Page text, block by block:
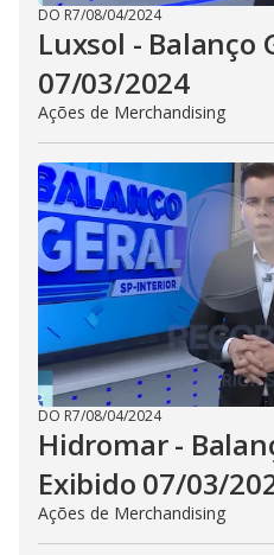
DO R7/08/04/2024
Luxsol - Balanço
07/03/2024
Ações de Merchandising
DO R7/08/04/2024
Hidromar -
Exibido 07/03/
Ações de Merchandising